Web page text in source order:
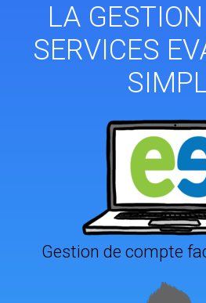
LA
SERVICES
Gestion de compte